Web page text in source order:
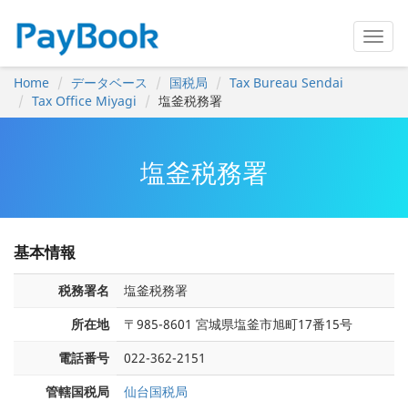
Home データベース 国税局
Tax Bureau Sendai
Tax Office Miyagi
塩釜税務署
塩釜税務署
基本情報
税務署名
塩釜税務署
所在地
〒985-8601 宮城県塩釜市旭町17番15号
電話番号
022-362-2151
管轄国税局
仙台国税局